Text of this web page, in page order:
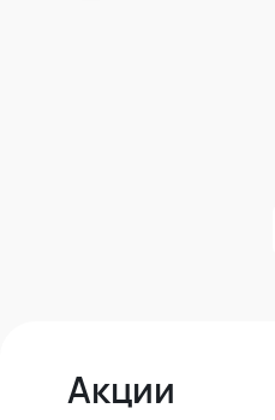
Акции